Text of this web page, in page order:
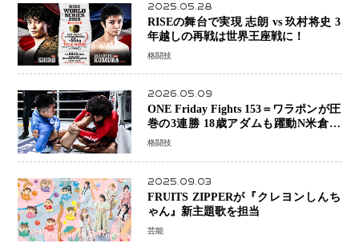
2025.05.28
RISEの舞台で実現 志朗 vs 玖村将史 3
年越しの再戦は世界王座戦に！
格闘技
2026.05.09
ONE Friday Fights 153＝ワラポンが圧
巻の3連勝 18歳アダムも躍動N米倉大
貴選手は悲願のONE初勝利
格闘技
2025.09.03
FRUITS ZIPPERが『クレヨンしんち
ゃん』新主題歌を担当
芸能